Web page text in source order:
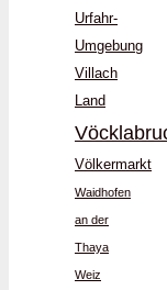
Urfahr-
Umgebung
Villach
Land
Völkermarkt
Waidhofen
an der
Thaya
Weiz